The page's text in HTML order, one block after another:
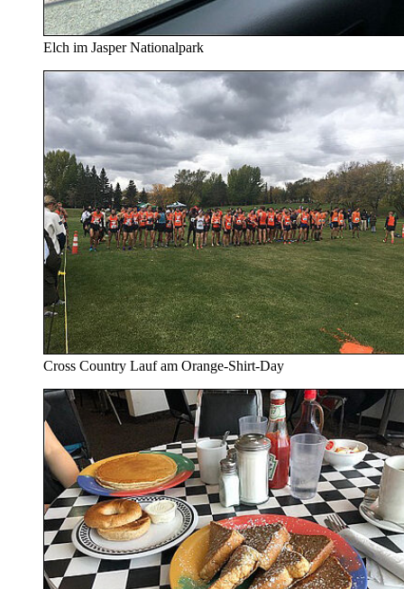
Elch im Jasper Nationalpark
Cross Country Lauf am Orange-Shirt-Day